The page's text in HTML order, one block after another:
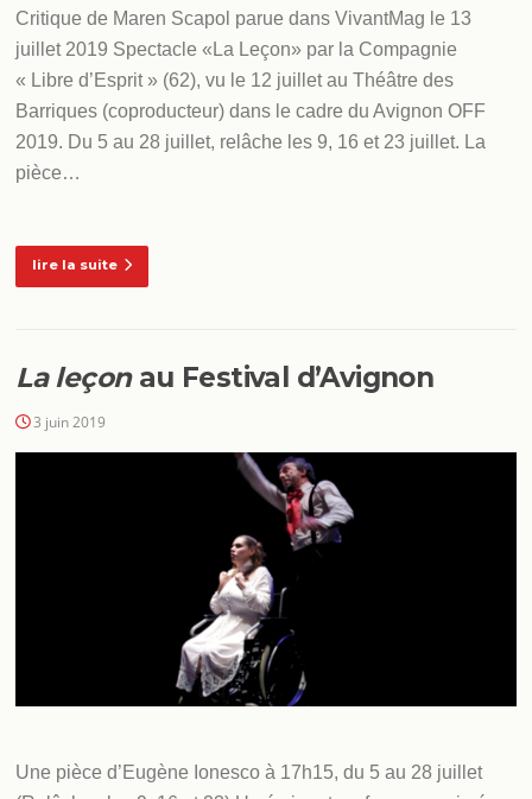
Critique de Maren Scapol parue dans VivantMag le 13
juillet 2019 Spectacle «La Leçon» par la Compagnie
« Libre d’Esprit » (62), vu le 12 juillet au Théâtre des
Barriques (coproducteur) dans le cadre du Avignon OFF
2019. Du 5 au 28 juillet, relâche les 9, 16 et 23 juillet. La
pièce…
lire la suite
La leçonau Festival d’Avignon
3 juin 2019
Une pièce d’Eugène Ionesco à 17h15, du 5 au 28 juillet